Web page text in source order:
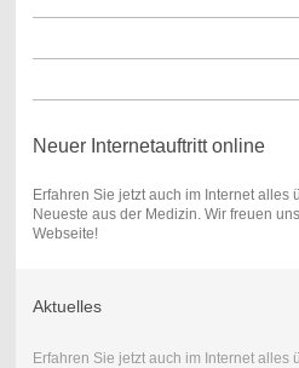
Neuer Internetauftritt online
Erfahren Sie jetzt auch im Internet alles
Neueste aus der Medizin. Wir freuen
Webseite!
Aktuelles
Erfahren Sie jetzt auch im Internet alles